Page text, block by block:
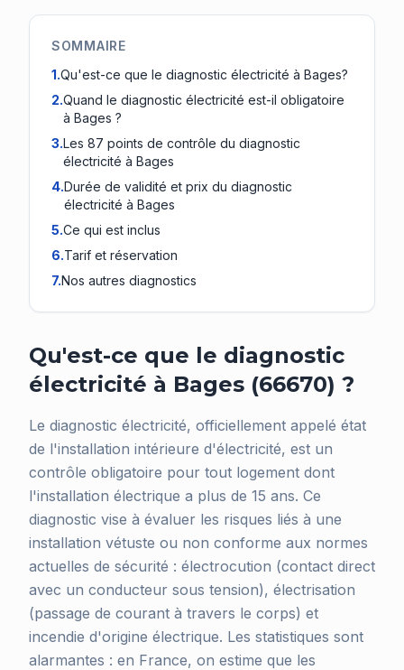
SOMMAIRE
1.Qu'est-ce que le diagnostic électricité à Bages?
2.Quand le diagnostic électricité est-il obligatoire
à Bages ?
3.Les 87 points de contrôle du diagnostic
électricité à Bages
4.Durée de validité et prix du diagnostic
électricité à Bages
5.Ce qui est inclus
6.Tarif et réservation
7.Nos autres diagnostics
Qu'est-ce que le diagnostic
électricité à Bages (66670) ?
Le diagnostic électricité, officiellement appelé état
de l'installation intérieure d'électricité, est un
contrôle obligatoire pour tout logement dont
l'installation électrique a plus de 15 ans. Ce
diagnostic vise à évaluer les risques liés à une
installation vétuste ou non conforme aux normes
actuelles de sécurité : électrocution (contact direct
avec un conducteur sous tension), électrisation
(passage de courant à travers le corps) et
incendie d'origine électrique. Les statistiques sont
alarmantes : en France, on estime que les